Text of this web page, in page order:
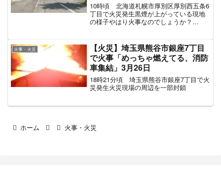
10時頃 北海道札幌市厚別区厚別西五条6
丁目で火災発生黒煙が上がっている現地
の様子やはり火事なのでしょうか？
火事・火災
【火災】埼玉県熊谷市銀座7丁目
で火事「めっちゃ燃えてる、消防
車集結」3月26日
18時21分頃 埼玉県熊谷市銀座7丁目で火
災発生火災現場の周辺を一部封鎖
ホーム 火事・火災